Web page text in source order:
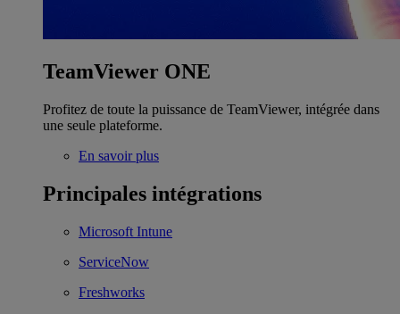
TeamViewer ONE
Profitez de toute la puissance de TeamViewer, intégrée dans
une seule plateforme.
En savoir plus
Principales intégrations
Microsoft Intune
ServiceNow
Freshworks